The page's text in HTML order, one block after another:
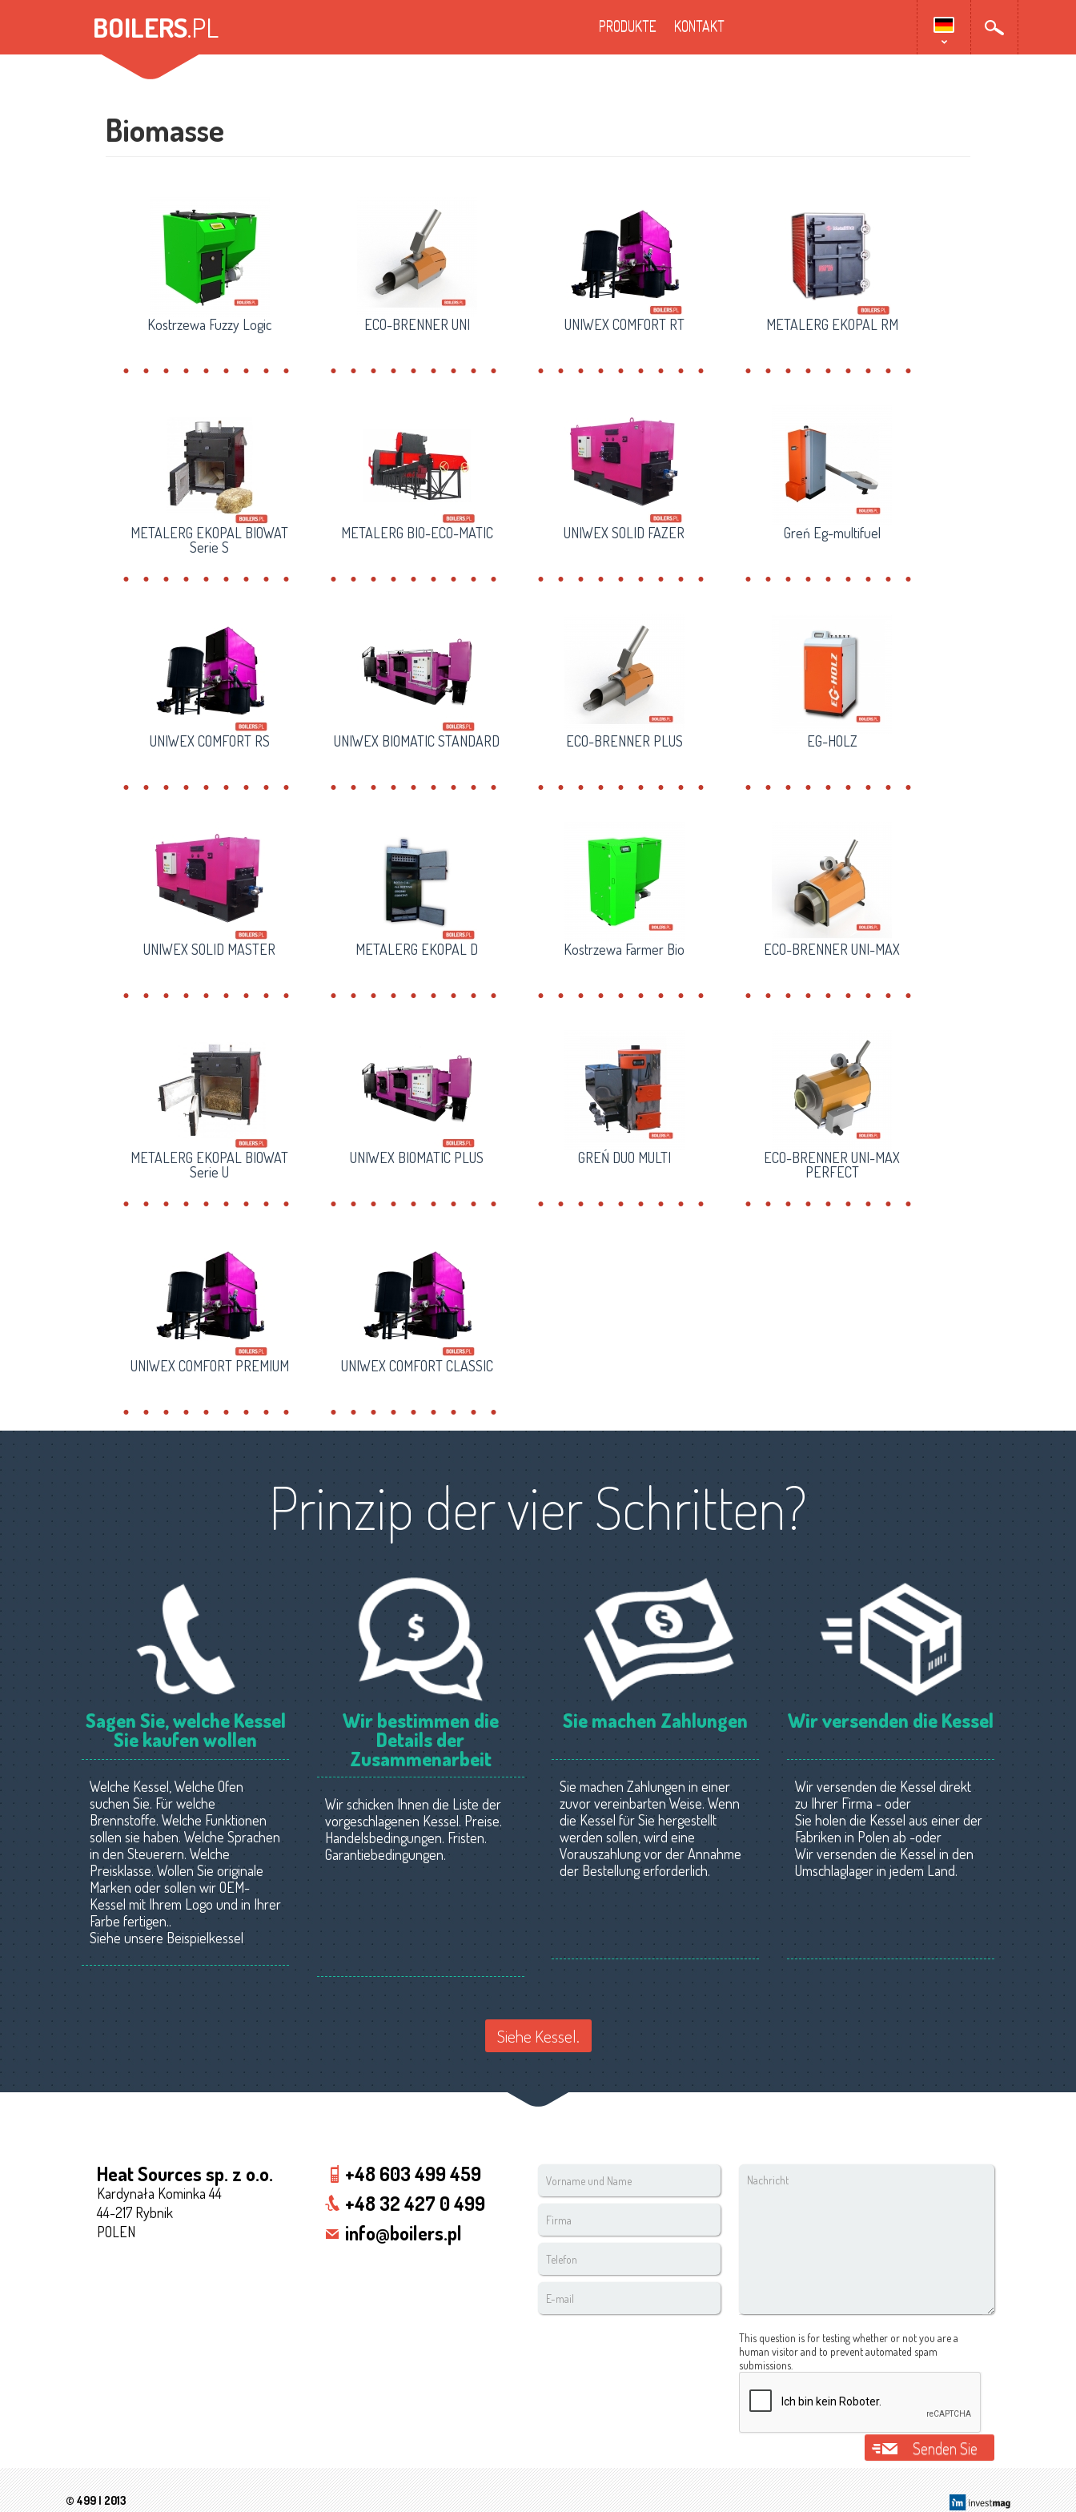
BOILERS.PL PRODUKTE KONTAKT
Biomasse
Kostrzewa Fuzzy Logic ECO-BRENNER UNI UNIWEX COMFORT RT METALERG EKOPAL RM
METALERG EKOPAL BIOWAT
Serie S
METALERG BIO-ECO-MATIC UNIWEX SOLID FAZER Greń Eg-multifuel
UNIWEX COMFORT RS UNIWEX BIOMATIC STANDARD ECO-BRENNER PLUS EG-HOLZ
UNIWEX SOLID MASTER METALERG EKOPAL D Kostrzewa Farmer Bio ECO-BRENNER UNI-MAX
METALERG EKOPAL BIOWAT
Serie U
UNIWEX BIOMATIC PLUS GREŃ DUO MULTI
ECO-BRENNER UNI-MAX
PERFECT
UNIWEX COMFORT PREMIUM UNIWEX COMFORT CLASSIC
Prinzip der vier Schritten?
Sagen Sie, welche Kessel
Sie kaufen wollen
Welche Kessel, Welche Ofen
suchen Sie. Für welche
Brennstoffe. Welche Funktionen
sollen sie haben. Welche Sprachen
in den Steuerern. Welche
Preisklasse. Wollen Sie originale
Marken oder sollen wir OEM-
Kessel mit Ihrem Logo und in Ihrer
Farbe fertigen.
Siehe unsere Beispielkessel
.
Wir bestimmen die
Details der
Zusammenarbeit
Wir schicken Ihnen die Liste der
vorgeschlagenen Kessel. Preise.
Handelsbedingungen. Fristen.
Garantiebedingungen.
Sie machen Zahlungen
Sie machen Zahlungen in einer
zuvor vereinbarten Weise. Wenn
die Kessel für Sie hergestellt
werden sollen, wird eine
Vorauszahlung vor der Annahme
der Bestellung erforderlich.
Wir versenden die Kessel
Wir versenden die Kessel direkt
zu Ihrer Firma - oder
Sie holen die Kessel aus einer der
Fabriken in Polen ab -oder
Wir versenden die Kessel in den
Umschlaglager in jedem Land.
Siehe Kessel.
Heat Sources sp. z o.o.
Kardynała Kominka 44
44-217 Rybnik
POLEN
+48 603 499 459
+48 32 427 0 499
info@boilers.pl
und
mail
This question is for testing whether or not you are a
human visitor and to prevent automated spam
submissions.
Senden Sie
© 499 | 2013